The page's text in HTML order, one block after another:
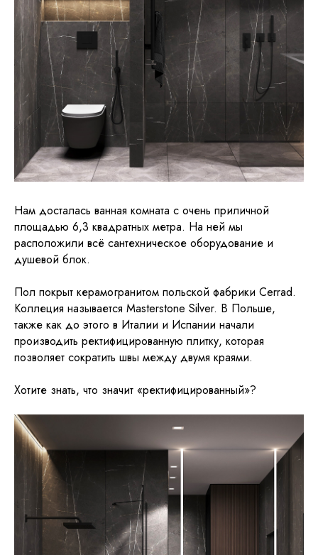
Нам досталась ванная комната с очень приличной
площадью 6,3 квадратных метра. На ней мы
расположили всё сантехническое оборудование и
душевой блок.
Пол покрыт керамогранитом польской фабрики Cerrad.
Коллеция называется Masterstone Silver. В Польше,
также как до этого в Италии и Испании начали
производить ректифицированную плитку, которая
позволяет сократить швы между двумя краями.
Хотите знать, что значит «ректифицированный»?